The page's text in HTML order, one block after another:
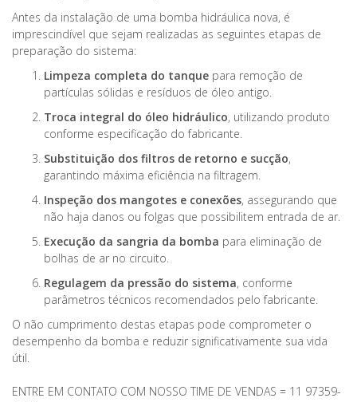
Antes da instalação de uma bomba hidráulica nova, é
imprescindível que sejam realizadas as seguintes etapas de
preparação do sistema:
Limpeza completa do tanque para remoção de
partículas sólidas e resíduos de óleo antigo.
Troca integral do óleo hidráulico, utilizando produto
conforme especificação do fabricante.
Substituição dos filtros de retorno e sucção,
garantindo máxima eficiência na filtragem.
Inspeção dos mangotes e conexões, assegurando que
não haja danos ou folgas que possibilitem entrada de ar.
Execução da sangria da bomba para eliminação de
bolhas de ar no circuito.
Regulagem da pressão do sistema, conforme
parâmetros técnicos recomendados pelo fabricante.
O não cumprimento destas etapas pode comprometer o
desempenho da bomba e reduzir significativamente sua vida
útil.
ENTRE EM CONTATO COM NOSSO TIME DE VENDAS = 11 97359-